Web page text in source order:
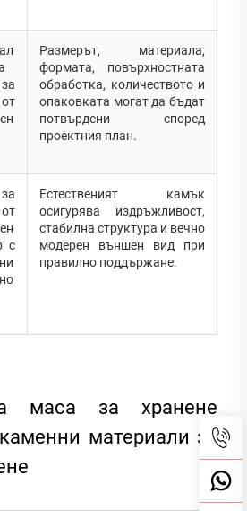
Размерът, материала,
формата, повърхностната
обработка, количеството и
опаковката могат да бъдат
потвърдени според
проектния план.
с
Естественият камък
осигурява издръжливост,
стабилна структура и вечно
модерен външен вид при
правилно поддържане.
маса за хранене
материали за